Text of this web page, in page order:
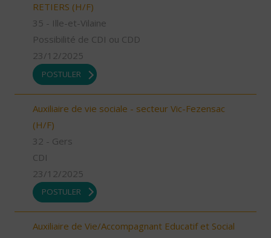
RETIERS (H/F)
35 - Ille-et-Vilaine
Possibilité de CDI ou CDD
23/12/2025
POSTULER
Auxiliaire de vie sociale - secteur Vic-Fezensac
(H/F)
32 - Gers
CDI
23/12/2025
POSTULER
Auxiliaire de Vie/Accompagnant Educatif et Social